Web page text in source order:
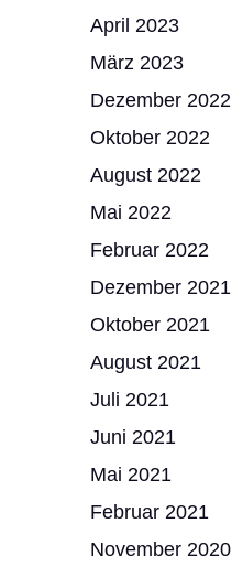
April 2023
März 2023
Dezember 2022
Oktober 2022
August 2022
Mai 2022
Februar 2022
Dezember 2021
Oktober 2021
August 2021
Juli 2021
Juni 2021
Mai 2021
Februar 2021
November 2020